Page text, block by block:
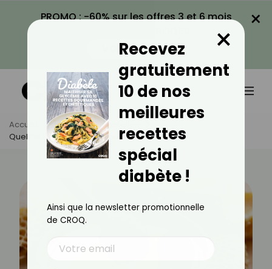
PROMO : -60% sur les offres 3 et 6 mois
VOIR LA PROMO
×
Accueil Actus
Alimentation
Quel Est L'index Glycémique Du Miel ?
Recevez
gratuitement
10 de nos
meilleures
recettes
spécial
diabète !
×
Ainsi que la newsletter promotionnelle
de CROQ.